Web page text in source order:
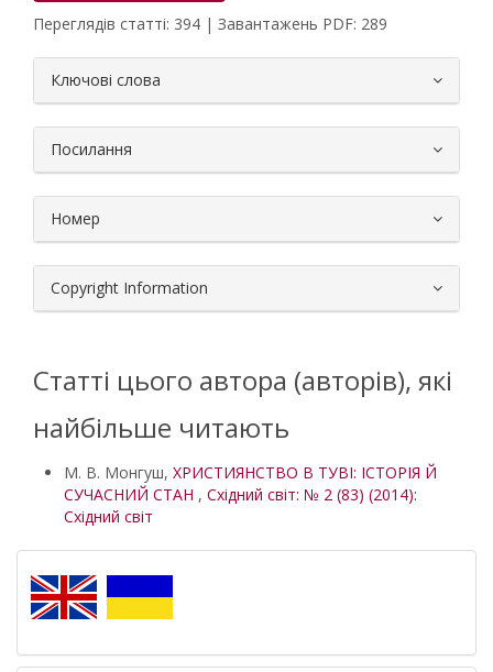
Переглядів статті: 394 | Завантажень PDF: 289
Ключові слова
Посилання
Номер
Copyright Information
Статті цього автора (авторів), які
найбільше читають
М. В. Монгуш, ХРИСТИЯНСТВО В ТУВІ: ІСТОРІЯ Й
СУЧАСНИЙ СТАН , Східний світ: № 2 (83) (2014):
Східний світ